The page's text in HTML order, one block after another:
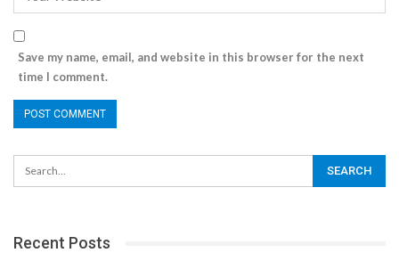
Save my name, email, and website in this browser for the next
time I comment.
Recent Posts